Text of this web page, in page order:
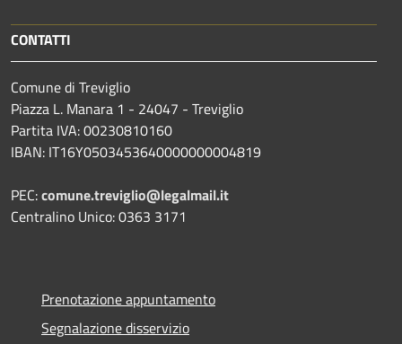
CONTATTI
Comune di Treviglio
Piazza L. Manara 1 - 24047 - Treviglio
Partita IVA: 00230810160
IBAN: IT16Y0503453640000000004819
PEC:comune.treviglio@legalmail.it
Centralino Unico: 0363 3171
Prenotazione appuntamento
Segnalazione disservizio